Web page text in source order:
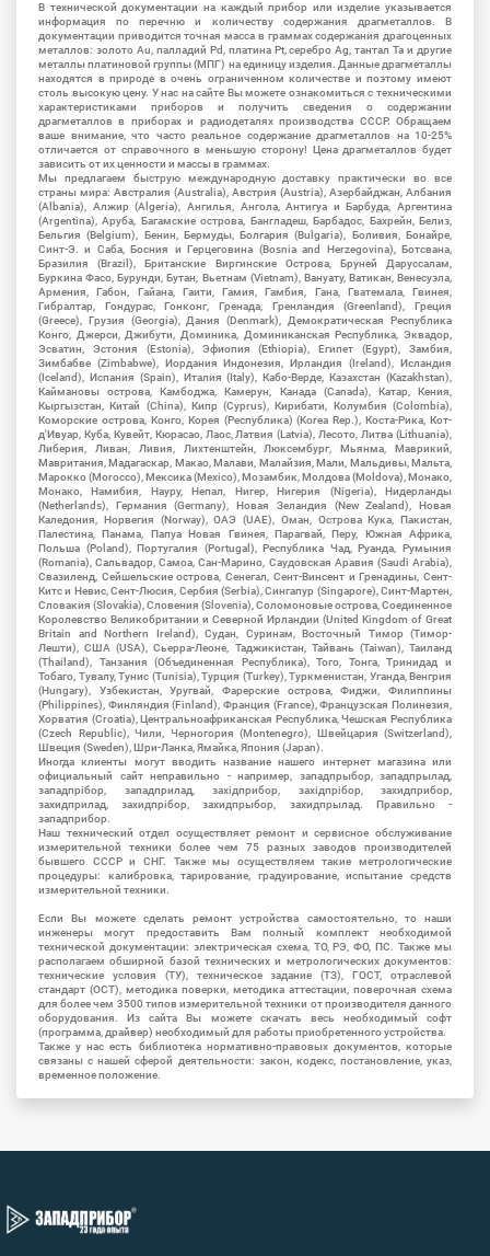
В технической документации на каждый прибор или изделие указывается
информация по перечню и количеству содержания драгметаллов. В
документации приводится точная масса в граммах содержания драгоценных
металлов: золото Au, палладий Pd, платина Pt, серебро Ag, тантал Ta и другие
металлы платиновой группы (МПГ) на единицу изделия. Данные драгметаллы
находятся в природе в очень ограниченном количестве и поэтому имеют
столь высокую цену. У нас на сайте Вы можете ознакомиться с техническими
характеристиками приборов и получить сведения о содержании
драгметаллов в приборах и радиодеталях производства СССР. Обращаем
ваше внимание, что часто реальное содержание драгметаллов на 10-25%
отличается от справочного в меньшую сторону! Цена драгметаллов будет
зависить от их ценности и массы в граммах.
Мы предлагаем быструю международную доставку практически во все
страны мира: Австралия (Australia), Австрия (Austria), Азербайджан, Албания
(Albania), Алжир (Algeria), Ангилья, Ангола, Антигуа и Барбуда, Аргентина
(Argentina), Аруба, Багамские острова, Бангладеш, Барбадос, Бахрейн, Белиз,
Бельгия (Belgium), Бенин, Бермуды, Болгария (Bulgaria), Боливия, Бонайре,
Синт-Э. и Саба, Босния и Герцеговина (Bosnia and Herzegovina), Ботсвана,
Бразилия (Brazil), Британские Виргинские Острова, Бруней Даруссалам,
Буркина Фасо, Бурунди, Бутан, Вьетнам (Vietnam), Вануату, Ватикан, Венесуэла,
Армения, Габон, Гайана, Гаити, Гамия, Гамбия, Гана, Гватемала, Гвинея,
Гибралтар, Гондурас, Гонконг, Гренада, Гренландия (Greenland), Греция
(Greece), Грузия (Georgia), Дания (Denmark), Демократическая Республика
Конго, Джерси, Джибути, Доминика, Доминиканская Республика, Эквадор,
Эсватин, Эстония (Estonia), Эфиопия (Ethiopia), Египет (Egypt), Замбия,
Зимбабве (Zimbabwe), Иордания Индонезия, Ирландия (Ireland), Исландия
(Iceland), Испания (Spain), Италия (Italy), Кабо-Верде, Казахстан (Kazakhstan),
Каймановы острова, Камбоджа, Камерун, Канада (Canada), Катар, Кения,
Кыргызстан, Китай (China), Кипр (Cyprus), Кирибати, Колумбия (Colombia),
Коморские острова, Конго, Корея (Республика) (Korea Rep.), Коста-Рика, Кот-
д'Ивуар, Куба, Кувейт, Кюрасао, Лаос, Латвия (Latvia), Лесото, Литва (Lithuania),
Либерия, Ливан, Ливия, Лихтенштейн, Люксембург, Мьянма, Маврикий,
Мавритания, Мадагаскар, Макао, Малави, Малайзия, Мали, Мальдивы, Мальта,
Марокко (Morocco), Мексика (Mexico), Мозамбик, Молдова (Moldova), Монако,
Монако, Намибия, Науру, Непал, Нигер, Нигерия (Nigeria), Нидерланды
(Netherlands), Германия (Germany), Новая Зеландия (New Zealand), Новая
Каледония, Норвегия (Norway), ОАЭ (UAE), Оман, Острова Кука, Пакистан,
Палестина, Панама, Папуа Новая Гвинея, Парагвай, Перу, Южная Африка,
Польша (Poland), Португалия (Portugal), Республика Чад, Руанда, Румыния
(Romania), Сальвадор, Самоа, Сан-Марино, Саудовская Аравия (Saudi Arabia),
Свазиленд, Сейшельские острова, Сенегал, Сент-Винсент и Гренадины, Сент-
Китс и Невис, Сент-Люсия, Сербия (Serbia), Сингапур (Singapore), Синт-Мартен,
Словакия (Slovakia), Словения (Slovenia), Соломоновые острова, Соединенное
Королевство Великобритании и Северной Ирландии (United Kingdom of Great
Britain and Northern Ireland), Судан, Суринам, Восточный Тимор (Тимор-
Лешти), США (USA), Сьерра-Леоне, Таджикистан, Тайвань (Taiwan), Таиланд
(Thailand), Танзания (Объединенная Республика), Того, Тонга, Тринидад и
Тобаго, Тувалу, Тунис (Tunisia), Турция (Turkey), Туркменистан, Уганда, Венгрия
(Hungary), Узбекистан, Уругвай, Фарерские острова, Фиджи, Филиппины
(Philippines), Финляндия (Finland), Франция (France), Французская Полинезия,
Хорватия (Croatia), Центральноафриканская Республика, Чешская Республика
(Czech Republic), Чили, Черногория (Montenegro), Швейцария (Switzerland),
Швеция (Sweden), Шри-Ланка, Ямайка, Япония (Japan).
Иногда клиенты могут вводить название нашего интернет магазина или
официальный сайт неправильно - например, западпрыбор, западпрылад,
западпрібор, западприлад, західприбор, західпрібор, захидприбор,
захидприлад, захидпрібор, захидпрыбор, захидпрылад. Правильно -
западприбор.
Наш технический отдел осуществляет ремонт и сервисное обслуживание
измерительной техники более чем 75 разных заводов производителей
бывшего СССР и СНГ. Также мы осуществляем такие метрологические
процедуры: калибровка, тарирование, градуирование, испытание средств
измерительной техники.
Если Вы можете сделать ремонт устройства самостоятельно, то наши
инженеры могут предоставить Вам полный комплект необходимой
технической документации: электрическая схема, ТО, РЭ, ФО, ПС. Также мы
располагаем обширной базой технических и метрологических документов:
технические условия (ТУ), техническое задание (ТЗ), ГОСТ, отраслевой
стандарт (ОСТ), методика поверки, методика аттестации, поверочная схема
для более чем 3500 типов измерительной техники от производителя данного
оборудования. Из сайта Вы можете скачать весь необходимый софт
(программа, драйвер) необходимый для работы приобретенного устройства.
Также у нас есть библиотека нормативно-правовых документов, которые
связаны с нашей сферой деятельности: закон, кодекс, постановление, указ,
временное положение.